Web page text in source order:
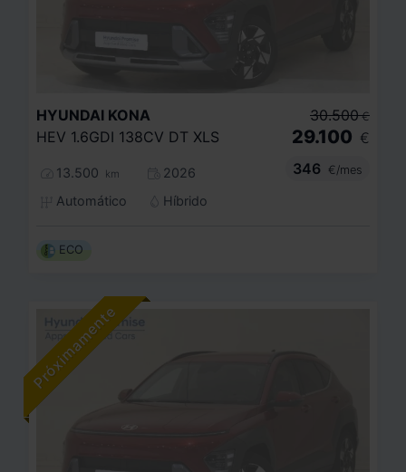
HYUNDAI KONA
HEV 1.6GDI 138CV DT XLS
13.500 km
2026
Automático
Híbrido
30.500 €
29.100 €
346
€/mes
ECO